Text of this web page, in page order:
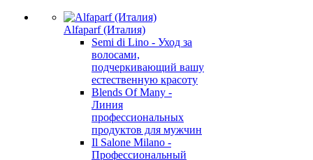
Alfaparf (Италия)
Semi di Lino - Уход за
волосами,
подчеркивающий вашу
естественную красоту
Blends Of Many -
Линия
профессиональных
продуктов для мужчин
Il Salone Milano -
Профессиональный